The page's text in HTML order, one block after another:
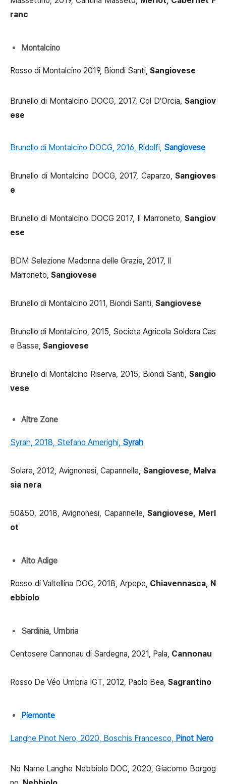
ranc
Montalcino
Rosso di Montalcino 2019, Biondi Santi, Sangiovese
Brunello di Montalcino DOCG, 2017, Col D'Orcia, Sangiov
ese
Brunello di Montalcino DOCG, 2016, Ridolfi, Sangiovese
Brunello di Montalcino DOCG, 2017, Caparzo, Sangioves
e
Brunello di Montalcino DOCG 2017, Il Marroneto, Sangiov
ese
BDM Selezione Madonna delle Grazie, 2017, Il
Marroneto, Sangiovese
Brunello di Montalcino 2011, Biondi Santi, Sangiovese
Brunello di Montalcino, 2015, Societa Agricola Soldera Cas
e Basse, Sangiovese
Brunello di Montalcino Riserva, 2015, Biondi Santi, Sangio
vese
Altre Zone
Syrah, 2018, Stefano Amerighi, Syrah
Solare, 2012, Avignonesi, Capannelle, Sangiovese, Malva
sia nera
50&50, 2018, Avignonesi, Capannelle,Sangiovese, Merl
ot
Alto Adige
Rosso di Valtellina DOC, 2018, Arpepe, Chiavennasca, N
ebbiolo
Sardinia, Umbria
Centosere Cannonau di Sardegna, 2021, Pala, Cannonau
Rosso De Véo Umbria IGT, 2012, Paolo Bea, Sagrantino
Piemonte
Langhe Pinot Nero, 2020, Boschis Francesco, Pinot Nero
No Name Langhe Nebbiolo DOC, 2020, Giacomo Borgog